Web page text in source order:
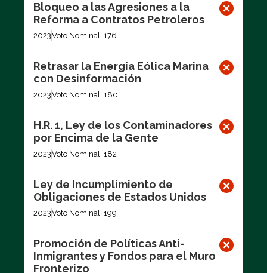
Bloqueo a las Agresiones a la
Reforma a Contratos Petroleros
2023Voto Nominal: 176
Retrasar la Energía Eólica Marina
con Desinformación
2023Voto Nominal: 180
H.R. 1, Ley de los Contaminadores
por Encima de la Gente
2023Voto Nominal: 182
Ley de Incumplimiento de
Obligaciones de Estados Unidos
2023Voto Nominal: 199
Promoción de Políticas Anti-
Inmigrantes y Fondos para el Muro
Fronterizo